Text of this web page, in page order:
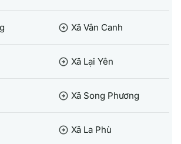
arrow_circle_right Xã Vân Canh
arrow_circle_right Xã Lại Yên
arrow_circle_right Xã Song Phương
arrow_circle_right Xã La Phù